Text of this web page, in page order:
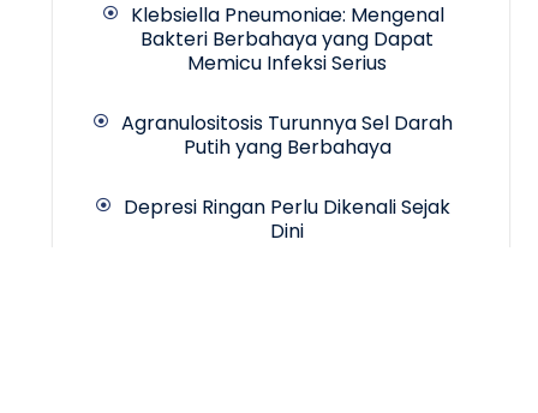
Klebsiella Pneumoniae: Mengenal
Bakteri Berbahaya yang Dapat
Memicu Infeksi Serius
Agranulositosis Turunnya Sel Darah
Putih yang Berbahaya
Depresi Ringan Perlu Dikenali Sejak
Dini